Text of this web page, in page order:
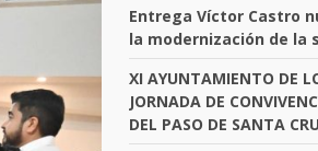
Entrega Víctor Castro
la modernización de la
XI AYUNTAMIENTO DE
JORNADA DE
DEL PASO DE SANTA